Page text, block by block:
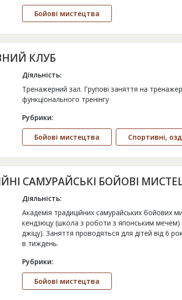
Бойові мистецтва
КЛУБ
Діяльність:
Тренажерний зал. Групові заняття на
функціонального тренінгу
Рубрики:
Бойові мистецтва Спортивні,
САМУРАЙСЬКІ БОЙОВІ
Діяльність:
Академія традиційних самурайських бойових
кендзюцу (школа з роботи з японським
джіцу). Заняття проводяться для дітей від 6
в тиждень.
Рубрики:
Бойові мистецтва